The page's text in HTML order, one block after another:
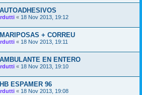
« 18 Nov 2013, 19:12
+ CORREU
« 18 Nov 2013, 19:11
EN ENTERO
« 18 Nov 2013, 19:10
ESPAMER 96
« 18 Nov 2013, 19:08